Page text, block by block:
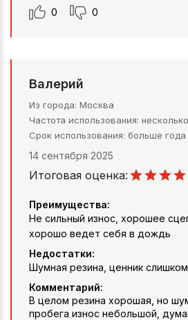
0 0
Валерий
Из города Москва
Частота использования
Срок использования больше года
14 сентября 2025
Итоговая оценка:
Преимущества:
Не сильный износ, хорошее
хорошо ведет себя в дождь
Недостатки:
Шумная резина, ценник
Комментарий:
В целом резина хорошая, но
пробега износ небольшой,